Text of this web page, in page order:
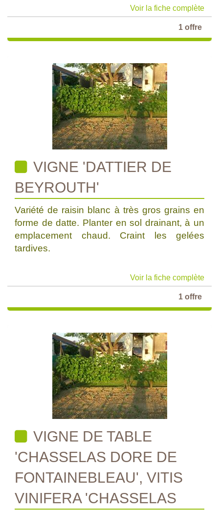
Voir la fiche complète
1 offre
VIGNE 'DATTIER DE
BEYROUTH'
Variété de raisin blanc à très gros grains en
forme de datte. Planter en sol drainant, à un
emplacement chaud. Craint les gelées
tardives.
Voir la fiche complète
1 offre
VIGNE DE TABLE
'CHASSELAS DORE DE
FONTAINEBLEAU', VITIS
VINIFERA 'CHASSELAS